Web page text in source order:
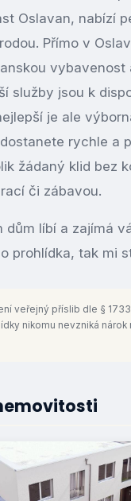
Oslavan, nabízí
Přímo v
vybavenost
služby jsou k
je ale
rychle a
žádaný klid bez
či zábavou.
dům líbí a zajímá
prohlídka, tak mi
veřejný příslib dle §
nikomu nevzniká nárok